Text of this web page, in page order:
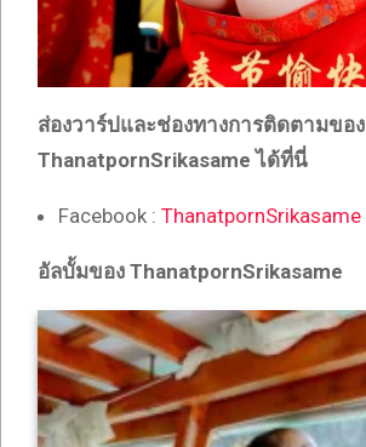
ส่องวาร์ปและช่องทางการติดตามของ
ThanatpornSrikasameได้ที่นี่
Facebook : ThanatpornSrikasame
อัลบั้มของ ThanatpornSrikasame